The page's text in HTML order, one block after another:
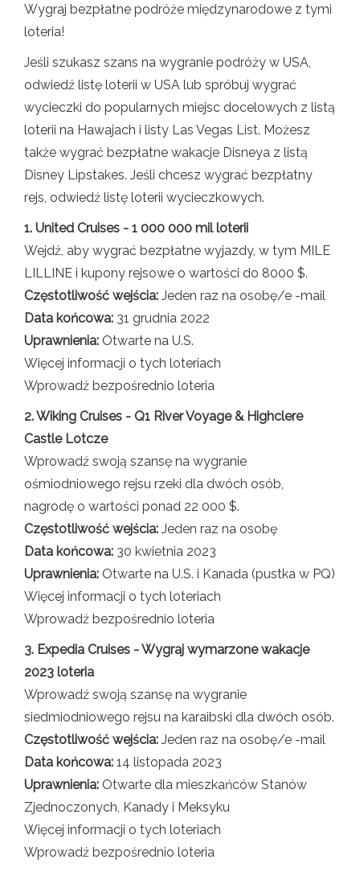
Wygraj bezpłatne podróże międzynarodowe z tymi
loteria!
Jeśli szukasz szans na wygranie podróży w USA,
odwiedź listę loterii w USA lub spróbuj wygrać
wycieczki do popularnych miejsc docelowych z listą
loterii na Hawajach i listy Las Vegas List. Możesz
także wygrać bezpłatne wakacje Disneya z listą
Disney Lipstakes. Jeśli chcesz wygrać bezpłatny
rejs, odwiedź listę loterii wycieczkowych.
1. United Cruises - 1 000 000 mil loterii
Wejdź, aby wygrać bezpłatne wyjazdy, w tym MILE
LILLINE i kupony rejsowe o wartości do 8000 $.
Częstotliwość wejścia: Jeden raz na osobę/e -mail
Data końcowa: 31 grudnia 2022
Uprawnienia: Otwarte na U.S.
Więcej informacji o tych loteriach
Wprowadź bezpośrednio loteria
2. Wiking Cruises - Q1 River Voyage & Highclere
Castle Lotcze
Wprowadź swoją szansę na wygranie
ośmiodniowego rejsu rzeki dla dwóch osób,
nagrodę o wartości ponad 22 000 $.
Częstotliwość wejścia: Jeden raz na osobę
Data końcowa: 30 kwietnia 2023
Uprawnienia: Otwarte na U.S. i Kanada (pustka w PQ)
Więcej informacji o tych loteriach
Wprowadź bezpośrednio loteria
3. Expedia Cruises - Wygraj wymarzone wakacje
2023 loteria
Wprowadź swoją szansę na wygranie
siedmiodniowego rejsu na karaibski dla dwóch osób.
Częstotliwość wejścia: Jeden raz na osobę/e -mail
Data końcowa: 14 listopada 2023
Uprawnienia: Otwarte dla mieszkańców Stanów
Zjednoczonych, Kanady i Meksyku
Więcej informacji o tych loteriach
Wprowadź bezpośrednio loteria